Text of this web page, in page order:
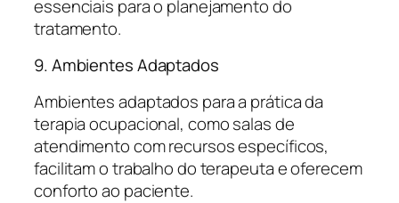
essenciais para o planejamento do
tratamento.
9. Ambientes Adaptados
Ambientes adaptados para a prática da
terapia ocupacional, como salas de
atendimento com recursos específicos,
facilitam o trabalho do terapeuta e oferecem
conforto ao paciente.